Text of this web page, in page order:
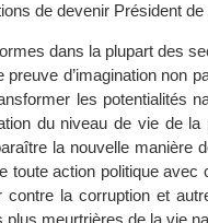
de devenir Président
dans la plupart des
preuve d’imagination non
les potentialités
du niveau de vie de la
la nouvelle manière
toute action politique
contre la corruption et
meurtrières de la vie